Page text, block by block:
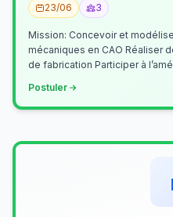
23/06
3
Mission: Concevoir et
mécaniques en CAO Réaliser
de fabrication Participer à
Postuler